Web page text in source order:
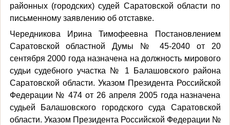
районных (городских) судей Саратовской области по
письменному заявлению об отставке.
Чередникова Ирина Тимофеевна Постановлением
Саратовской областной Думы № 45-2040 от 20
сентября 2000 года назначена на должность мирового
судьи судебного участка № 1 Балашовского района
Саратовской области. Указом Президента Российской
Федерации № 474 от 26 апреля 2005 года назначена
судьей Балашовского городского суда Саратовской
области. Указом Президента Российской Федерации №